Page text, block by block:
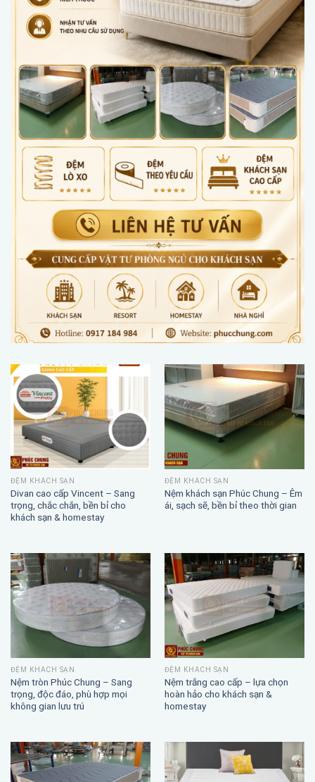
ĐỆM KHÁCH SẠN
Divan cao cấp Vincent – Sang
trọng, chắc chắn, bền bỉ cho
khách sạn & homestay
ĐỆM KHÁCH SẠN
Nệm khách sạn Phúc Chung – Êm
ái, sạch sẽ, bền bỉ theo thời gian
ĐỆM KHÁCH SẠN
Nệm tròn Phúc Chung – Sang
trọng, độc đáo, phù hợp mọi
không gian lưu trú
ĐỆM KHÁCH SẠN
Nệm trắng cao cấp – lựa chọn
hoàn hảo cho khách sạn &
homestay